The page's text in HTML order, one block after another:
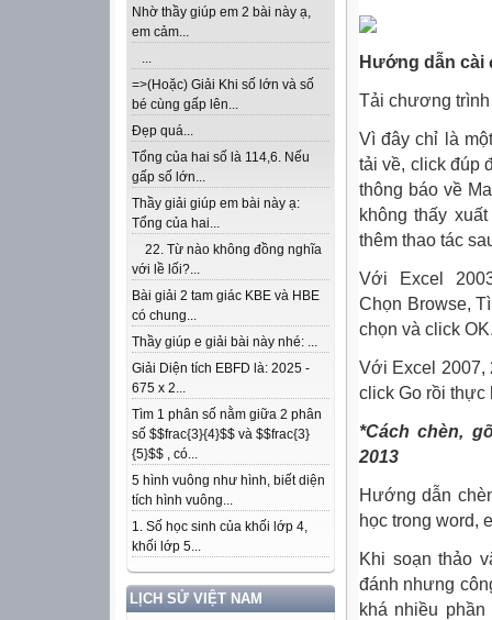
Nhờ thầy giúp em 2 bài này ạ,
em cảm...
...
=>(Hoặc) Giải Khi số lớn và số
bé cùng gấp lên...
Đẹp quá...
Tổng của hai số là 114,6. Nếu
gấp số lớn...
Thầy giải giúp em bài này ạ:
Tổng của hai...
22. Từ nào không đồng nghĩa
với lề lối?...
Bài giải 2 tam giác KBE và HBE
có chung...
Thầy giúp e giải bài này nhé: ...
Giải Diện tích EBFD là: 2025 -
675 x 2...
Tìm 1 phân số nằm giữa 2 phân
số $$frac{3}{4}$$ và $$frac{3}
{5}$$ , có...
5 hình vuông như hình, biết diện
tích hình vuông...
1. Số học sinh của khối lớp 4,
khối lớp 5...
LỊCH SỬ VIỆT NAM
Hướng dẫn cài
Tải chương
Vì đây chỉ là
tải về, click đúp
thông báo về
không thấy
thêm thao tác
Với Excel
Chọn Browse,
chọn và click
Với Excel 2007,
click Go rồi thực
*Cách chèn,
2013
Hướng dẫn
học trong word,
Khi soạn thảo
đánh nhưng
khá nhiều